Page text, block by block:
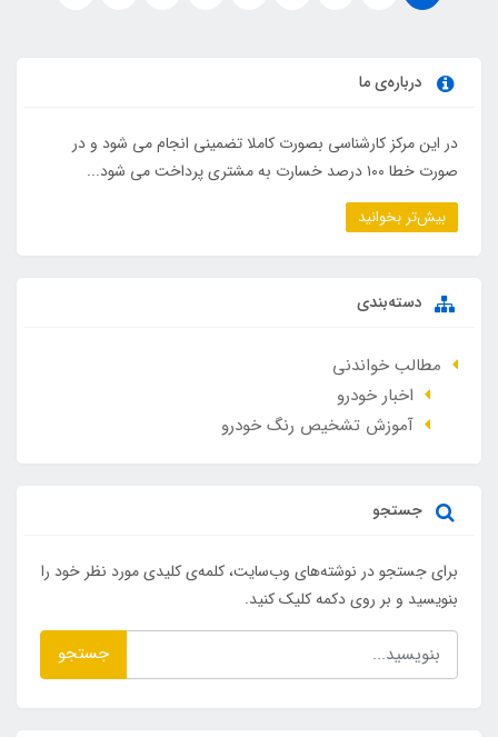
درباره‌ی ما
در این مرکز کارشناسی بصورت کاملا تضمینی انجام می شود و در
صورت خطا ۱۰۰ درصد خسارت به مشتری پرداخت می شود...
بیش‌تر بخوانید
دسته‌بندی
مطالب خواندنی
اخبار خودرو
آموزش تشخیص رنگ خودرو
جستجو
برای جستجو در نوشته‌های وب‌سایت، کلمه‌ی کلیدی مورد نظر خود را
بنویسید و بر روی دکمه کلیک کنید.
جستجو